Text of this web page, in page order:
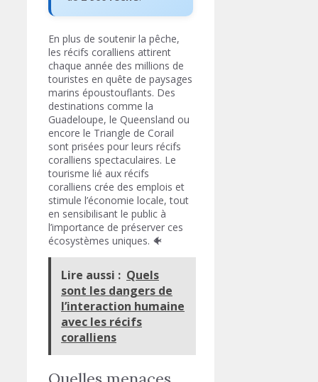
En plus de soutenir la pêche,
les récifs coralliens attirent
chaque année des millions de
touristes en quête de paysages
marins époustouflants. Des
destinations comme la
Guadeloupe, le Queensland ou
encore le Triangle de Corail
sont prisées pour leurs récifs
coralliens spectaculaires. Le
tourisme lié aux récifs
coralliens crée des emplois et
stimule l’économie locale, tout
en sensibilisant le public à
l’importance de préserver ces
écosystèmes uniques. 🐠
Lire aussi : Quels
sont les dangers de
l’interaction humaine
avec les récifs
coralliens